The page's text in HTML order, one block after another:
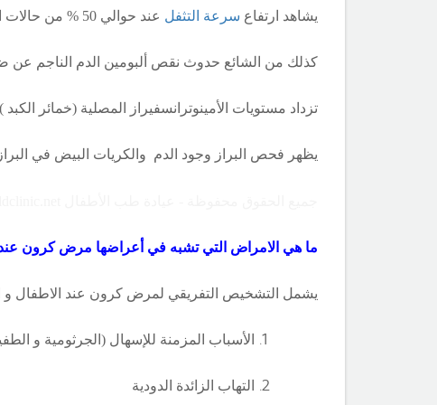
يشاهد ارتفاع سرعة التثفل عند حوالي 50 % من حالات التهاب الكولون القرحي و عند 80 % من حالات داء كرون .
كذلك من الشائع حدوث نقص ألبومين الدم الناجم عن
تزداد مستويات الأمينوترانسفيراز المصلية (خمائر
يظهر فحص البراز وجود الدم والكريات البيض في
ما هي الامراض التي تشبه في أعراضها مرض كرون
يشمل التشخيص التفريقي لمرض كرون عند الاطفال و
الأسباب المزمنة للإسهال (الجرثومية و
التهاب الزائدة الدودية